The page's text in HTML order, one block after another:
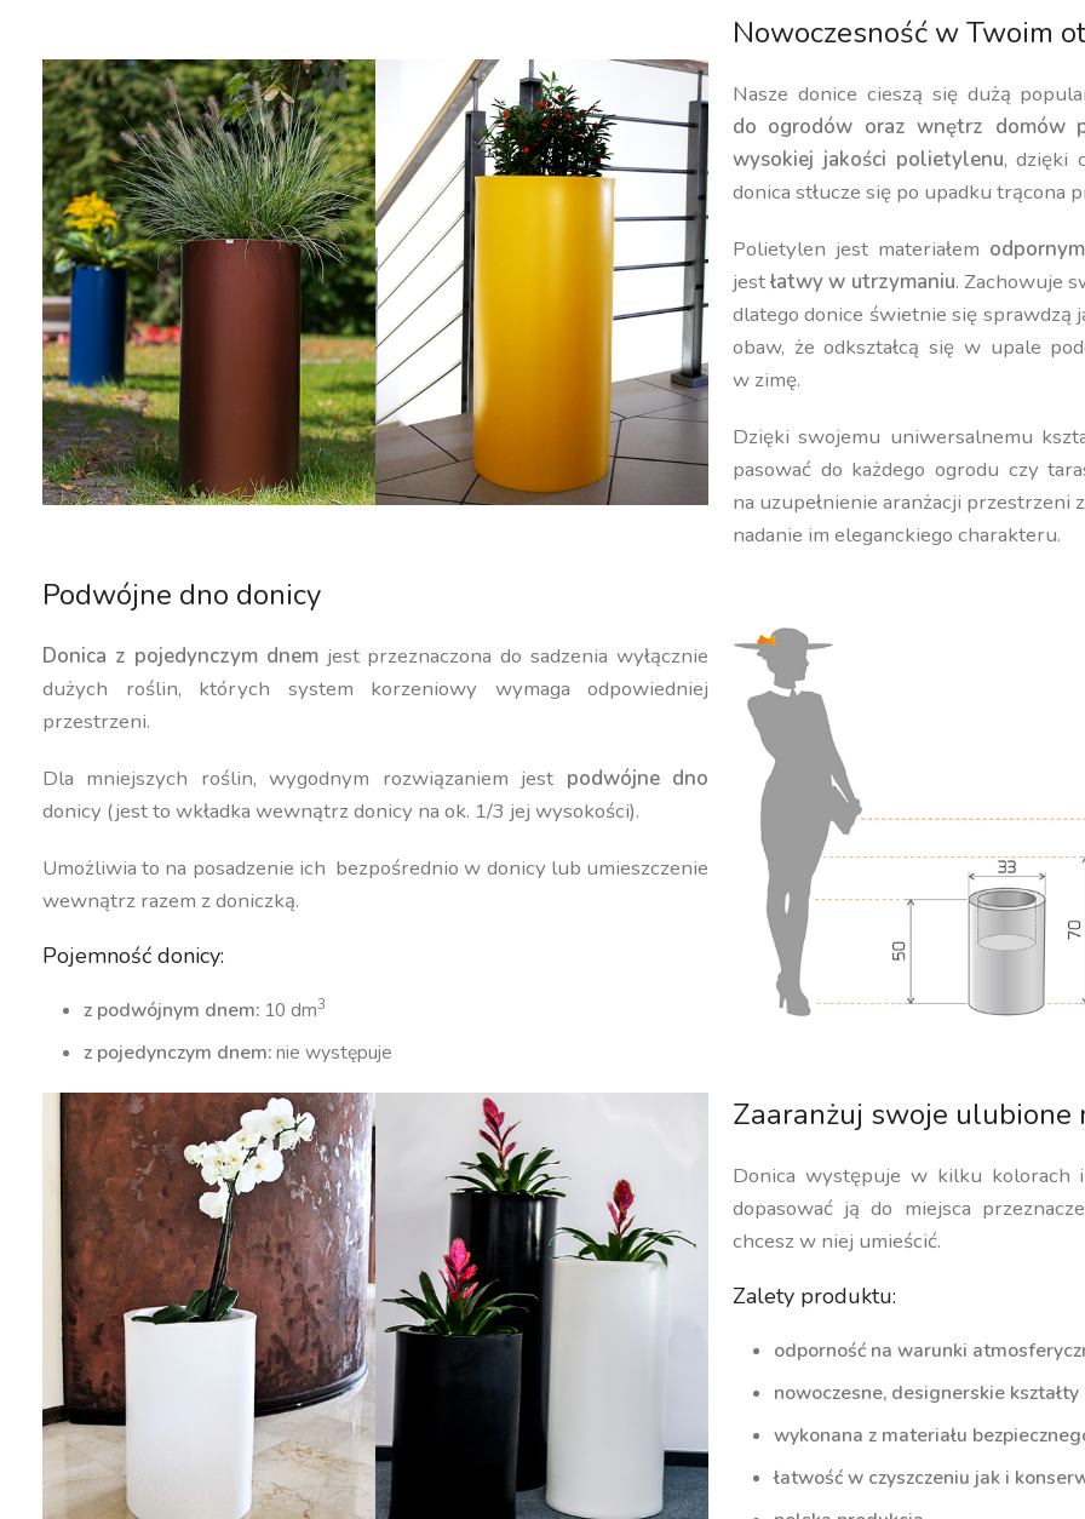
Nowoczesność w Twoim
Nasze donice cieszą się dużą
do ogrodów oraz wnętrz domów
wysokiej jakości polietylenu, dzięki
donica stłucze się po upadku trącona
Polietylen jest materiałem
jestłatwy w utrzymaniu. Zachowuje
dlatego donice świetnie się sprawdzą
obaw, że odkształcą się w upale
w zimę.
Dzięki swojemu uniwersalnemu
pasować do każdego ogrodu czy
na uzupełnienie aranżacji
nadanie im eleganckiego charakteru.
Podwójne dno donicy
Donica z pojedynczym dnemjest przeznaczona do sadzenia wyłącznie
dużych roślin, których system korzeniowy wymaga odpowiedniej
przestrzeni.
Dla mniejszych roślin, wygodnym rozwiązaniem jest podwójne dno
donicy (jest to wkładka wewnątrz donicy na ok. 1/3 jej wysokości).
Umożliwia to na posadzenie ich bezpośrednio w donicy lub umieszczenie
wewnątrz razem z doniczką.
Pojemność donicy:
z podwójnym dnem: 10 dm3
z pojedynczym dnem:nie występuje
Zaaranżuj swoje ulubione
Donica występuje w kilku kolorach
dopasować ją do miejsca
chcesz w niej umieścić.
Zalety produktu:
odporność na warunki
nowoczesne, designerskie kształty
wykonana z materiału
łatwość w czyszczeniu jak i